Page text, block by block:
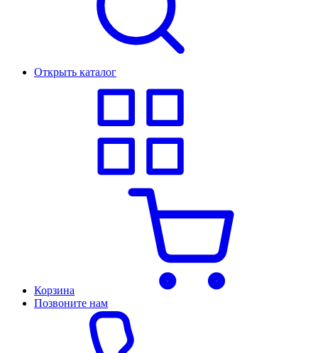
Открыть каталог
Корзина
Позвоните нам